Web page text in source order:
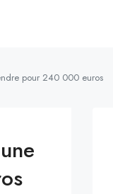
pour 240 000 euros